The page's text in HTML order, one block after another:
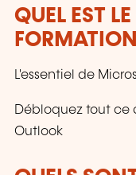
QUEL EST
L'essentiel de
Débloquez tout ce
Outlook